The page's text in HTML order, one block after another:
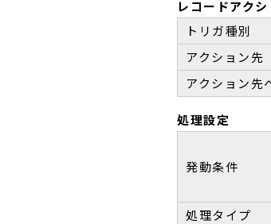
レコードアク
トリガ種別
アクション先
アクション先
処理設定
発動条件
処理タイプ